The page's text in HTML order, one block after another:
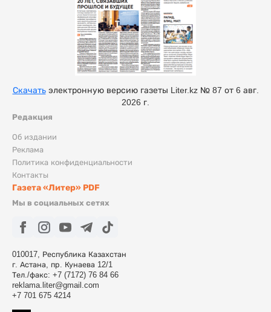
Редакция
Об издании
Реклама
Политика конфиденциальности
Контакты
Газета «Литер» PDF
Мы в социальных сетях
010017, Республика Казахстан
г. Астана, пр. Кунаева 12/1
Тел./факс: +7 (7172) 76 84 66
reklama.liter@gmail.com
+7 701 675 4214
Скачатьэлектронную версию газеты Liter.kz № 87 от 6 авг.
2026 г.